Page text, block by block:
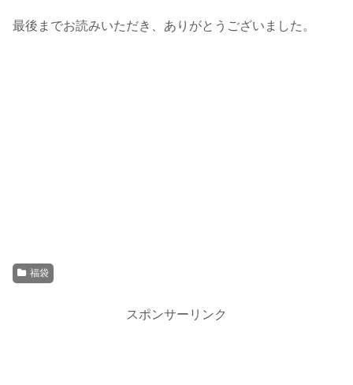
最後までお読みいただき、ありがとうございました。
福袋
スポンサーリンク